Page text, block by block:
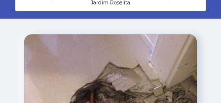
Jardim Roselita